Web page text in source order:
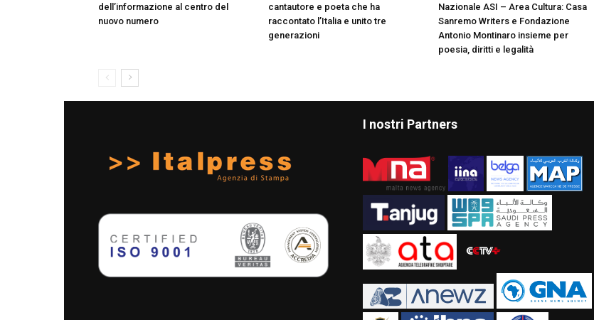
dell’informazione al centro del
nuovo numero
cantautore e poeta che ha
raccontato l’Italia e unito tre
generazioni
Nazionale ASI – Area Cultura: Casa
Sanremo Writers e Fondazione
Antonio Montinaro insieme per
poesia, diritti e legalità
I nostri Partners